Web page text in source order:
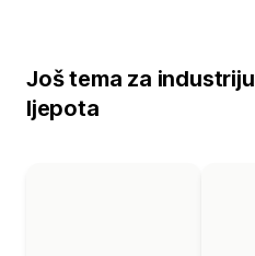
Još tema za industriju
ljepota